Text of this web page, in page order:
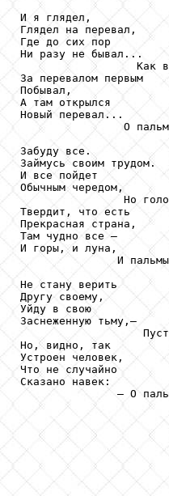
И я глядел,
Глядел на перевал,
Где до сих пор
Ни разу не бывал...
Как
За перевалом первым
Побывал,
А там открылся
Новый перевал...
О
Забуду все.
Займусь своим трудом.
И все пойдет
Обычным чередом,
Но
Твердит, что есть
Прекрасная страна,
Там чудно все —
И горы, и луна,
И
Не стану верить
Другу своему,
Уйду в свою
Заснеженную тьму,—
Но, видно, так
Устроен человек,
Что не случайно
Сказано навек:
— О